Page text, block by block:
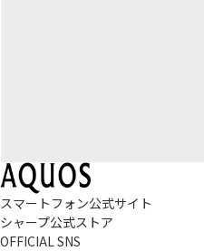
スマートフォン公式サイト
シャープ公式ストア
OFFICIAL SNS